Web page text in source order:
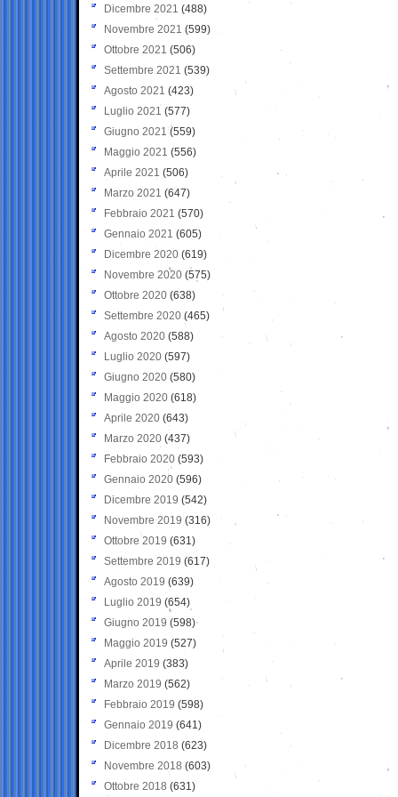
Dicembre 2021 (488)
Novembre 2021 (599)
Ottobre 2021 (506)
Settembre 2021 (539)
Agosto 2021 (423)
Luglio 2021 (577)
Giugno 2021(559)
Maggio 2021 (556)
Aprile 2021 (506)
Marzo 2021 (647)
Febbraio 2021 (570)
Gennaio 2021 (605)
Dicembre 2020 (619)
Novembre 2020 (575)
Ottobre 2020 (638)
Settembre 2020(465)
Agosto 2020 (588)
Luglio 2020 (597)
Giugno 2020 (580)
Maggio 2020 (618)
Aprile 2020 (643)
Marzo 2020 (437)
Febbraio 2020 (593)
Gennaio 2020 (596)
Dicembre 2019 (542)
Novembre 2019 (316)
Ottobre 2019 (631)
Settembre 2019 (617)
Agosto 2019 (639)
Luglio 2019 (654)
Giugno 2019 (598)
Maggio 2019 (527)
Aprile 2019 (383)
Marzo 2019 (562)
Febbraio 2019 (598)
Gennaio 2019 (641)
Dicembre 2018 (623)
Novembre 2018 (603)
Ottobre 2018 (631)